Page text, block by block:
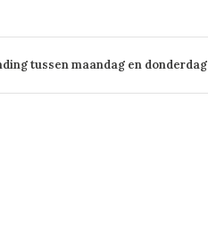
tussen maandag en donderdag